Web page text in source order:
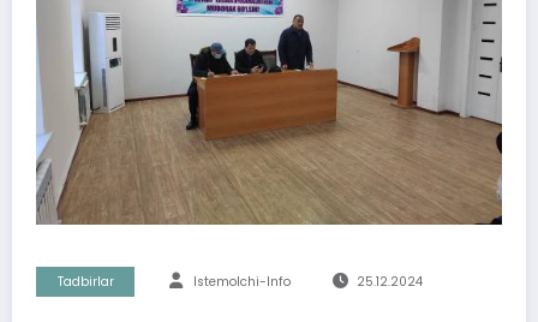
Tadbirlar Istemolchi-Info 25.12.2024